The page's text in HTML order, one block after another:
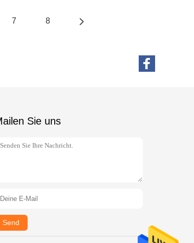
7 8
Sie uns
Send